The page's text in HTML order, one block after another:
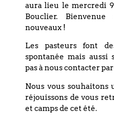
+ Ajouter à
aura lieu le mercredi
Bouclier.
nouveaux !
Les pasteurs font
spontanée mais aussi
pas à nous contacter
Nous vous
réjouissons de vous
et camps de cet été.